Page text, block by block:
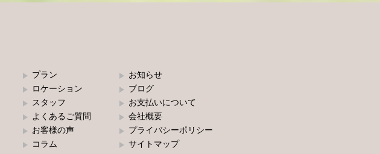
プラン
ロケーション
スタッフ
よくあるご質問
お客様の声
コラム
お知らせ
ブログ
お支払いについて
会社概要
プライバシーポリシー
サイトマップ